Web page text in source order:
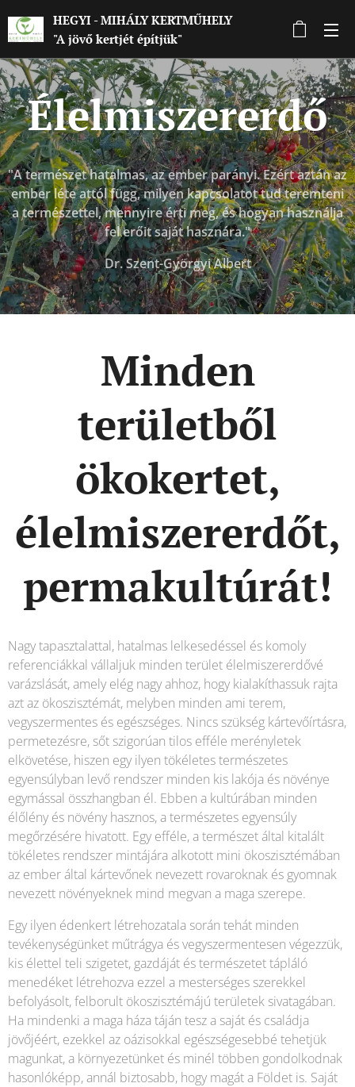
HEGYI - MIHÁLY KERTMŰHELY
"A jövő kertjét építjük"
Élelmiszererdő
"A természet hatalmas, az ember parányi.Ezért aztán az
ember léte attól függ, milyen kapcsolatot tud teremteni
a természettel, mennyire érti meg, és hogyan használja
fel erőit saját hasznára."
Dr. Szent-Györgyi Albert
Minden
területből
ökokertet,
élelmiszererdőt,
permakultúrát!
Nagy tapasztalattal, hatalmas lelkesedéssel és komoly
referenciákkal vállaljuk minden terület élelmiszererdővé
varázslását, amely elég nagy ahhoz, hogy kialakíthassuk rajta
azt az ökoszisztémát, melyben minden ami terem,
vegyszermentes és egészséges. Nincs szükség kártevőírtásra,
permetezésre, sőt szigorúan tilos efféle merényletek
elkövetése, hiszen egy ilyen tökéletes természetes
egyensúlyban levő rendszer minden kis lakója és növénye
egymással összhangban él. Ebben a kultúrában minden
élőlény és növény hasznos, a természetes egyensúly
megőrzésére hivatott. Egy efféle, a természet által kitalált
tökéletes rendszer mintájára alkotott mini ökoszisztémában
az ember által kártevőnek nevezett rovaroknak és gyomnak
nevezett növényeknek mind megvan a maga szerepe.
Egy ilyen édenkert létrehozatala során tehát minden
tevékenységünket műtrágya és vegyszermentesen végezzük,
kis élettel teli szigetet, gazdáját és természetet tápláló
menedéket létrehozva ezzel a mesterséges szerekkel
befolyásolt, felborult ökoszisztémájú területek sivatagában.
Ha mindenki a maga háza táján tesz a saját és családja
jövőjéért, ezekkel az oázisokkal egészségesebbé tehetjük
magunkat, a környezetünket és minél többen gondolkodnak
hasonlóképp, annál biztosabb, hogy magát a Földet is. Saját